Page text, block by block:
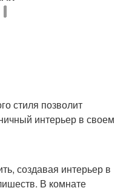
стиля позволит
интерьер в своем
создавая интерьер в
В комнате